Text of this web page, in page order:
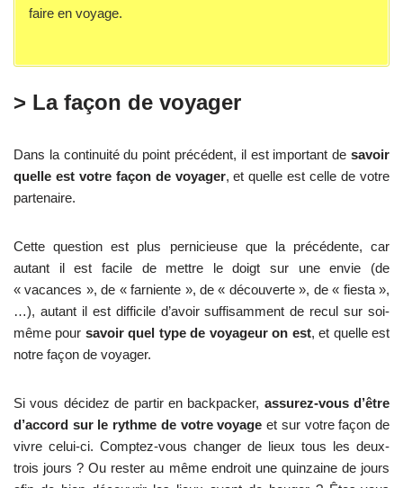
faire en voyage.
> La façon de voyager
Dans la continuité du point précédent, il est important de savoir
quelle est votre façon de voyager, et quelle est celle de votre
partenaire.
Cette question est plus pernicieuse que la précédente, car
autant il est facile de mettre le doigt sur une envie (de
« vacances », de « farniente », de « découverte », de « fiesta »,
…), autant il est difficile d’avoir suffisamment de recul sur soi-
même pour savoir quel type de voyageur on est, et quelle est
notre façon de voyager.
Si vous décidez de partir en backpacker, assurez-vous d’être
d’accord sur le rythme de votre voyage et sur votre façon de
vivre celui-ci. Comptez-vous changer de lieux tous les deux-
trois jours ? Ou rester au même endroit une quinzaine de jours